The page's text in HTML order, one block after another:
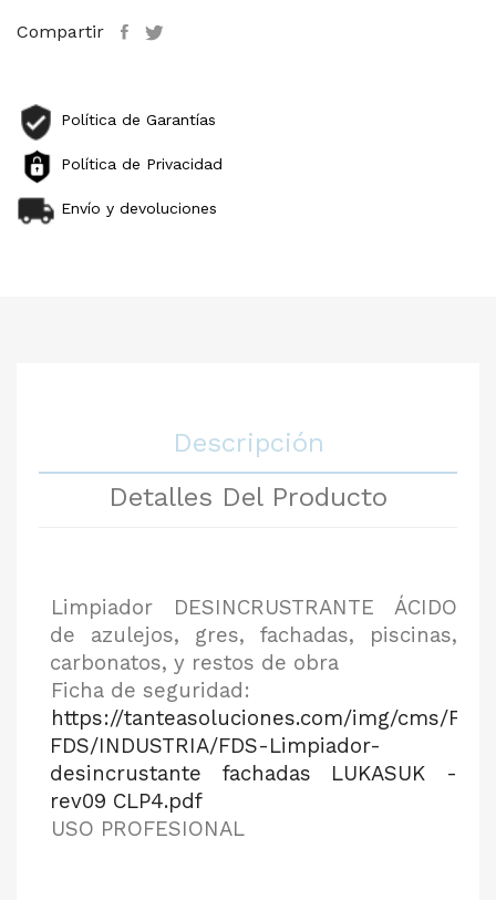
Compartir
Política de Garantías
Política de Privacidad
Envío y devoluciones
Descripción
Detalles Del Producto
Limpiador DESINCRUSTRANTE ÁCIDO
de azulejos, gres, fachadas, piscinas,
carbonatos, y restos de obra
Ficha de seguridad:
https://tanteasoluciones.com/img/cms/FT-
FDS/INDUSTRIA/FDS-Limpiador-
desincrustante fachadas LUKASUK -
rev09 CLP4.pdf
USO PROFESIONAL